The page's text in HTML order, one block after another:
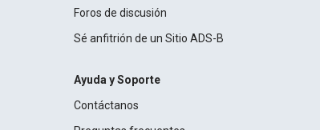
Foros de discusión
Sé anfitrión de un Sitio ADS-B
Ayuda y Soporte
Contáctanos